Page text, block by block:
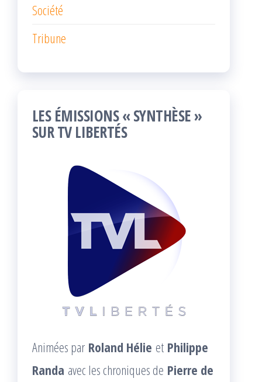
Société
Tribune
LES ÉMISSIONS « SYNTHÈSE »
SUR TV LIBERTÉS
Animées par Roland Hélie et Philippe
Randa avec les chroniques de Pierre de